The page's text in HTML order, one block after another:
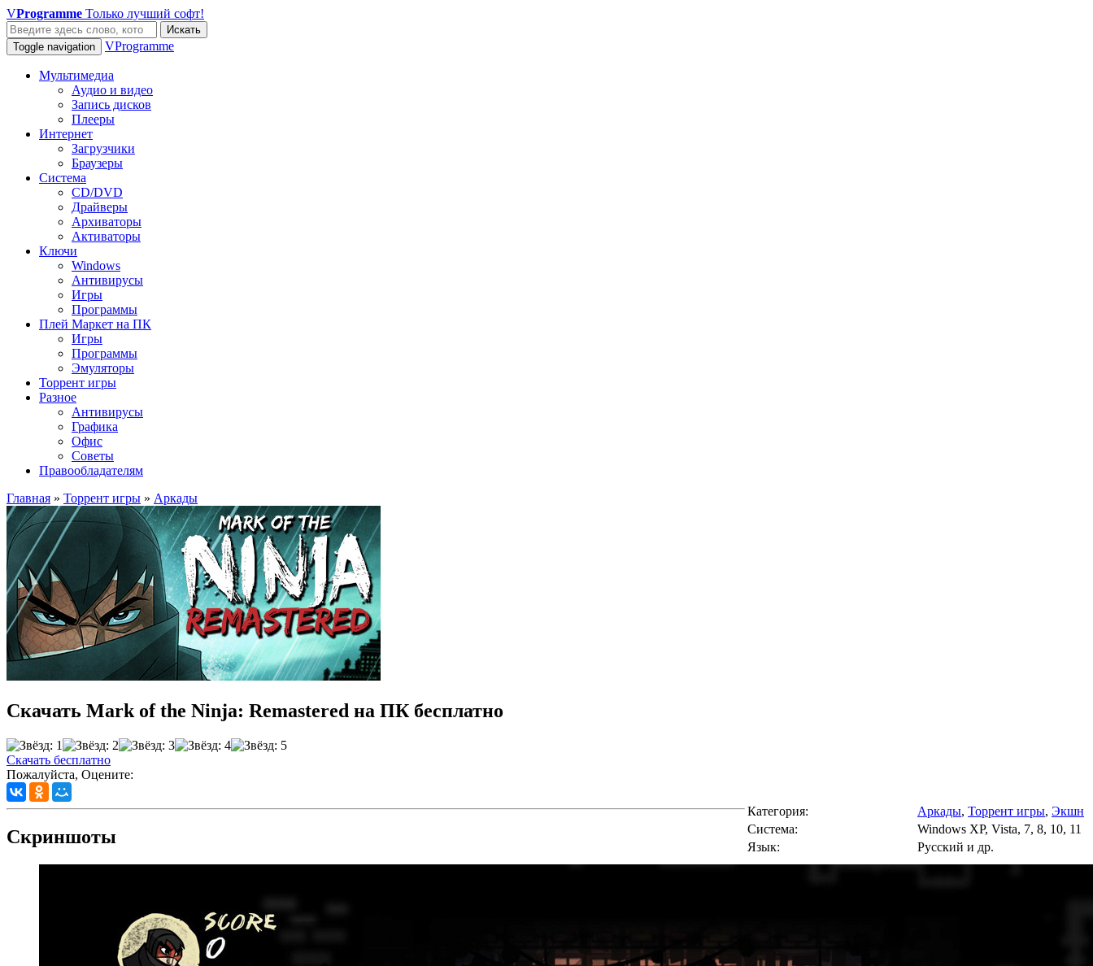
VProgramme Только лучший софт!
Искать
Toggle navigation
VProgramme
Мультимедиа
Аудио и видео
Запись дисков
Плееры
Интернет
Загрузчики
Браузеры
Система
CD/DVD
Драйверы
Архиваторы
Активаторы
Ключи
Windows
Антивирусы
Игры
Программы
Плей Маркет на ПК
Игры
Программы
Эмуляторы
Торрент игры
Разное
Антивирусы
Графика
Офис
Советы
Правообладателям
Главная » Торрент игры » Аркады
Скачать Mark of the Ninja: Remastered на ПК бесплатно
Скачать бесплатно
Пожалуйста, Оцените:
Категория: Аркады, Торрент игры, Экшн
Cистема:
Windows XP, Vista, 7, 8, 10, 11
Язык:
Русский и др.
Скриншоты